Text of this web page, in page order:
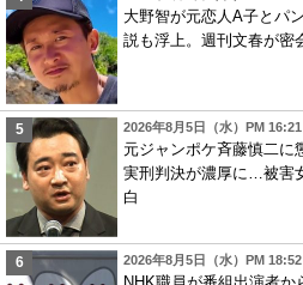
大野智が元恋人A子とパ
説も浮上。週刊文春が密
2026年8月5日（水）PM 16:21
元ジャンポケ斉藤慎二に
実刑判決が濃厚に…被害
白
2026年8月5日（水）PM 18:52